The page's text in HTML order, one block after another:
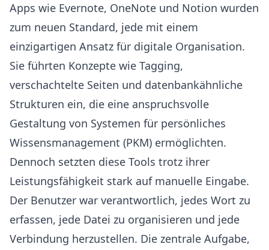
Apps wie Evernote, OneNote und Notion wurden
zum neuen Standard, jede mit einem
einzigartigen Ansatz für digitale Organisation.
Sie führten Konzepte wie Tagging,
verschachtelte Seiten und datenbankähnliche
Strukturen ein, die eine anspruchsvolle
Gestaltung von Systemen für persönliches
Wissensmanagement (PKM) ermöglichten.
Dennoch setzten diese Tools trotz ihrer
Leistungsfähigkeit stark auf manuelle Eingabe.
Der Benutzer war verantwortlich, jedes Wort zu
erfassen, jede Datei zu organisieren und jede
Verbindung herzustellen. Die zentrale Aufgabe,